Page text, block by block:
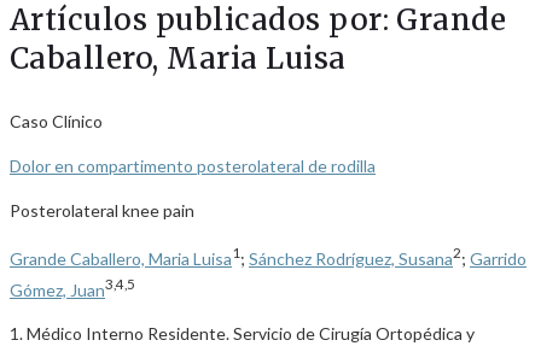
Artículos publicados por: Grande
Caballero, Maria Luisa
Caso Clínico
Dolor en compartimento posterolateral de rodilla
Posterolateral knee pain
Grande Caballero, Maria Luisa1 ; Sánchez Rodríguez, Susana2; Garrido
Gómez, Juan3,4,5
1. Médico Interno Residente. Servicio de Cirugía Ortopédica y